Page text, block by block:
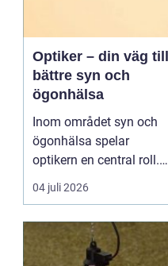
Optiker – din väg till
bättre syn och
ögonhälsa
Inom området syn och
ögonhälsa spelar
optikern en central roll.
Genom att regelbundet
besöka en optiker kan
kontrollerad, rådgivning
om synhjälpmedel samt
04 juli 2026